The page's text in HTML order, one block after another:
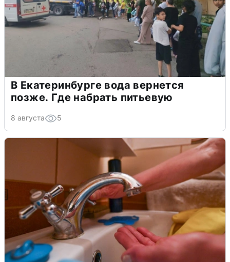
В Екатеринбурге вода вернется
позже. Где набрать питьевую
8 августа 5